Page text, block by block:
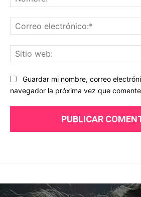
Guardar mi nombre, correo
navegador la próxima vez que